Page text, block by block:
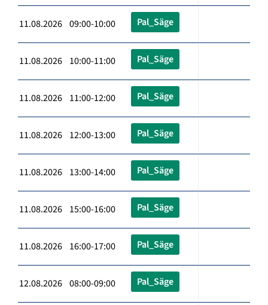
11.08.2026 09:00-10:00 Pal_Säge
11.08.2026 10:00-11:00 Pal_Säge
11.08.2026 11:00-12:00 Pal_Säge
11.08.2026 12:00-13:00 Pal_Säge
11.08.2026 13:00-14:00 Pal_Säge
11.08.2026 15:00-16:00 Pal_Säge
11.08.2026 16:00-17:00 Pal_Säge
12.08.2026 08:00-09:00 Pal_Säge